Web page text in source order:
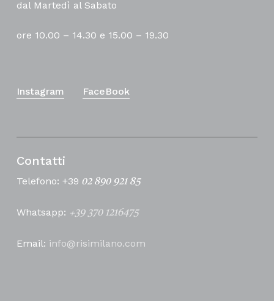
dal Martedì al Sabato
ore 10.00 – 14.30 e 15.00 – 19.30
Instagram FaceBook
Contatti
Telefono: +39 02 890 921 85
Whatsapp: +39 370 1216475
Email: info@risimilano.com